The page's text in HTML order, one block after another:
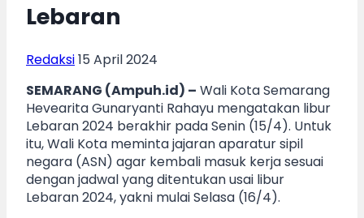
Lebaran
Redaksi15 April 2024
SEMARANG (Ampuh.id) – Wali Kota Semarang
Hevearita Gunaryanti Rahayu mengatakan libur
Lebaran 2024 berakhir pada Senin (15/4). Untuk
itu, Wali Kota meminta jajaran aparatur sipil
negara (ASN) agar kembali masuk kerja sesuai
dengan jadwal yang ditentukan usai libur
Lebaran 2024, yakni mulai Selasa (16/4).